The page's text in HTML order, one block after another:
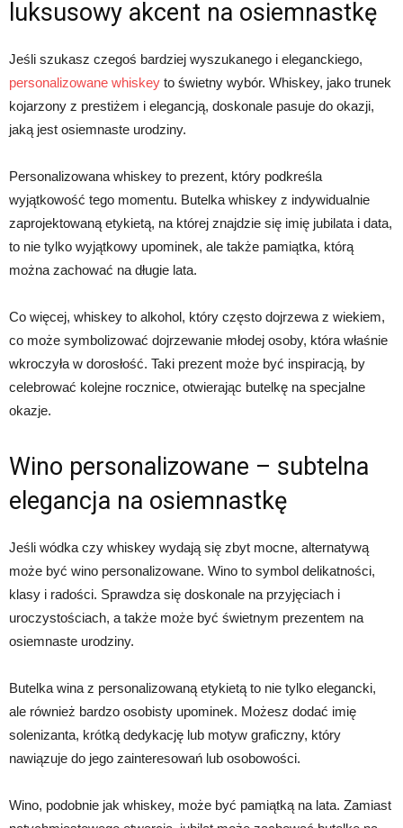
luksusowy akcent na osiemnastkę
Jeśli szukasz czegoś bardziej wyszukanego i eleganckiego,
personalizowane whiskey to świetny wybór. Whiskey, jako trunek
kojarzony z prestiżem i elegancją, doskonale pasuje do okazji,
jaką jest osiemnaste urodziny.
Personalizowana whiskey to prezent, który podkreśla
wyjątkowość tego momentu. Butelka whiskey z indywidualnie
zaprojektowaną etykietą, na której znajdzie się imię jubilata i data,
to nie tylko wyjątkowy upominek, ale także pamiątka, którą
można zachować na długie lata.
Co więcej, whiskey to alkohol, który często dojrzewa z wiekiem,
co może symbolizować dojrzewanie młodej osoby, która właśnie
wkroczyła w dorosłość. Taki prezent może być inspiracją, by
celebrować kolejne rocznice, otwierając butelkę na specjalne
okazje.
Wino personalizowane – subtelna
elegancja na osiemnastkę
Jeśli wódka czy whiskey wydają się zbyt mocne, alternatywą
może być wino personalizowane. Wino to symbol delikatności,
klasy i radości. Sprawdza się doskonale na przyjęciach i
uroczystościach, a także może być świetnym prezentem na
osiemnaste urodziny.
Butelka wina z personalizowaną etykietą to nie tylko elegancki,
ale również bardzo osobisty upominek. Możesz dodać imię
solenizanta, krótką dedykację lub motyw graficzny, który
nawiązuje do jego zainteresowań lub osobowości.
Wino, podobnie jak whiskey, może być pamiątką na lata. Zamiast